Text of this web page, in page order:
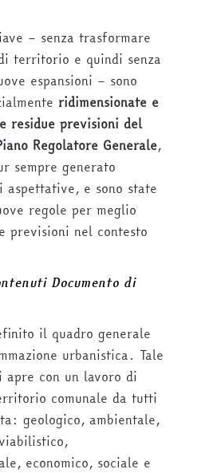
– senza trasformare
territorio e quindi senza
espansioni – sono
ridimensionate e
residue previsioni del
Regolatore Generale,
sempre generato
aspettative, e sono state
regole per meglio
previsioni nel contesto
Documento di
il quadro generale
urbanistica. Tale
apre con un lavoro di
comunale da tutti
geologico, ambientale,
economico, sociale e